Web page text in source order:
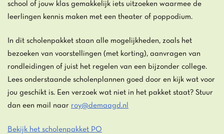
school of jouw klas gemakkelijk iets uitzoeken waarmee de
leerlingen kennis maken met een theater of poppodium.
In dit scholenpakket staan alle mogelijkheden, zoals het
bezoeken van voorstellingen (met korting), aanvragen van
rondleidingen of juist het regelen van een bijzonder college.
Lees onderstaande scholenplannen goed door en kijk wat voor
jou geschikt is. Een verzoek wat niet in het pakket staat? Stuur
dan een mail naar roy@demaagd.nl
Bekijk het scholenpakket PO